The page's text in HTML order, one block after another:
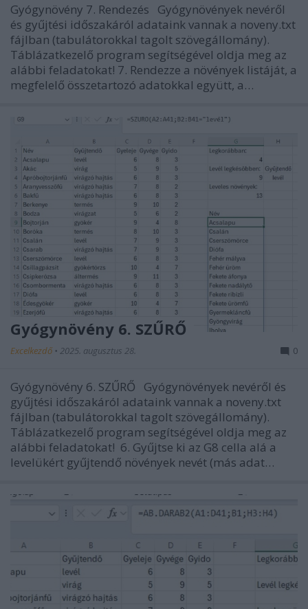
Gyógynövény 7. Rendezés Gyógynövények nevéről
és gyűjtési időszakáról adataink vannak a noveny.txt
fájlban (tabulátorokkal tagolt szövegállomány).
Táblázatkezelő program segítségével oldja meg az
alábbi feladatokat! 7. Rendezze a növények listáját, a
megfelelő összetartozó adatokkal együtt, a…
Gyógynövény 6. SZŰRŐ
Excelkezdő • 2025. augusztus 28. 0
Gyógynövény 6. SZŰRŐ Gyógynövények nevéről és
gyűjtési időszakáról adataink vannak a noveny.txt
fájlban (tabulátorokkal tagolt szövegállomány).
Táblázatkezelő program segítségével oldja meg az
alábbi feladatokat! 6. Gyűjtse ki az G8 cella alá a
levelükért gyűjtendő növények nevét (más adat…